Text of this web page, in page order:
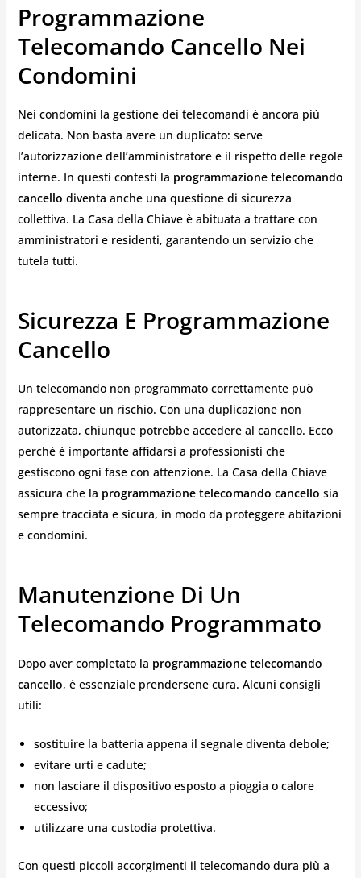
Programmazione
Telecomando Cancello Nei
Condomini
Nei condomini la gestione dei telecomandi è ancora più
delicata. Non basta avere un duplicato: serve
l’autorizzazione dell’amministratore e il rispetto delle regole
interne. In questi contesti la programmazione telecomando
cancello diventa anche una questione di sicurezza
collettiva. La Casa della Chiave è abituata a trattare con
amministratori e residenti, garantendo un servizio che
tutela tutti.
Sicurezza E Programmazione
Cancello
Un telecomando non programmato correttamente può
rappresentare un rischio. Con una duplicazione non
autorizzata, chiunque potrebbe accedere al cancello. Ecco
perché è importante affidarsi a professionisti che
gestiscono ogni fase con attenzione. La Casa della Chiave
assicura che la programmazione telecomando cancello sia
sempre tracciata e sicura, in modo da proteggere abitazioni
e condomini.
Manutenzione Di Un
Telecomando Programmato
Dopo aver completato la programmazione telecomando
cancello, è essenziale prendersene cura. Alcuni consigli
utili:
sostituire la batteria appena il segnale diventa debole;
evitare urti e cadute;
non lasciare il dispositivo esposto a pioggia o calore
eccessivo;
utilizzare una custodia protettiva.
Con questi piccoli accorgimenti il telecomando dura più a